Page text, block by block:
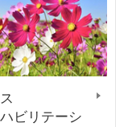
ビリテーシ